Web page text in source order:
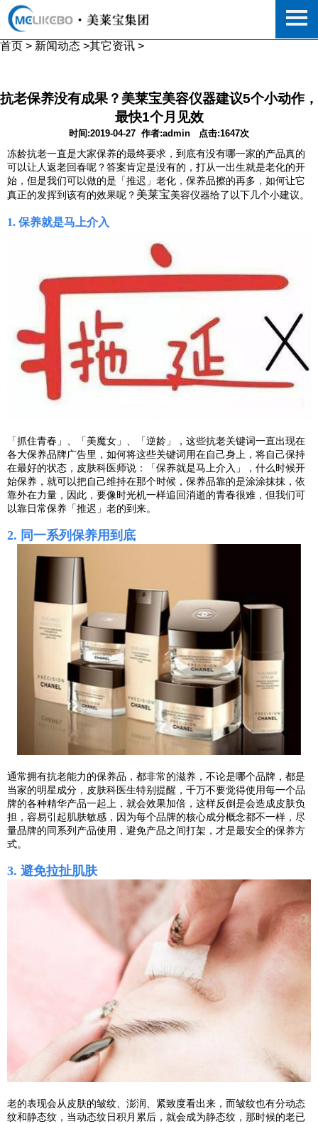
首页 > 新闻动态 >其它资讯 >
抗老保养没有成果？美莱宝美容仪器建议5个小动作，
最快1个月见效
时间:2019-04-27 作者:admin
点击:1647次
冻龄抗老一直是大家保养的最终要求，到底有没有哪一家的产品真的
可以让人返老回春呢？答案肯定是没有的，打从一出生就是老化的开
始，但是我们可以做的是「推迟」老化，保养品擦的再多，如何让它
真正的发挥到该有的效果呢？ 美莱宝美容仪器给了以下几个小建议。
1. 保养就是马上介入
「抓住青春」、「美魔女」、「逆龄」，这些抗老关键词一直出现在
各大保养品牌广告里，如何将这些关键词用在自己身上，将自己保持
在最好的状态，皮肤科医师说：「保养就是马上介入」，什么时候开
始保养，就可以把自己维持在那个时候，保养品靠的是涂涂抹抹，依
靠外在力量，因此，要像时光机一样追回消逝的青春很难，但我们可
以靠日常保养「推迟」老的到来。
2. 同一系列保养用到底
通常拥有抗老能力的保养品，都非常的滋养，不论是哪个品牌，都是
当家的明星成分，皮肤科医生特别提醒，千万不要觉得使用每一个品
牌的各种精华产品一起上，就会效果加倍，这样反倒是会造成皮肤负
担，容易引起肌肤敏感，因为每个品牌的核心成分概念都不一样，尽
量品牌的同系列产品使用，避免产品之间打架，才是最安全的保养方
式。
3. 避免拉扯肌肤
老的表现会从皮肤的皱纹、澎润、紧致度看出来，而皱纹也有分动态
纹和静态纹，当动态纹日积月累后，就会成为静态纹，那时候的老已